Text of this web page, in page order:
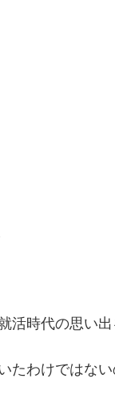
活時代の思い
たわけではな